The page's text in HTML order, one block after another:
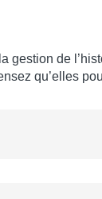
gestion de
qu’elles